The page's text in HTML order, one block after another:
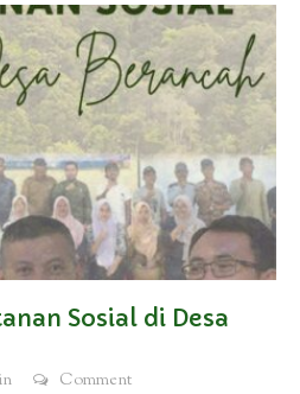
Sosial di Desa
Comment